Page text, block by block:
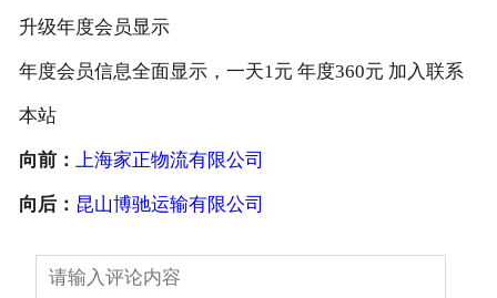
升级年度会员显示
年度会员信息全面显示，一天1元 年度360元 加入联系
本站
向前： 上海家正物流有限公司
向后： 昆山博驰运输有限公司